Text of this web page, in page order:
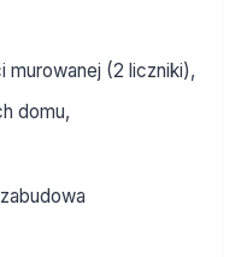
(2 liczniki),
domu,